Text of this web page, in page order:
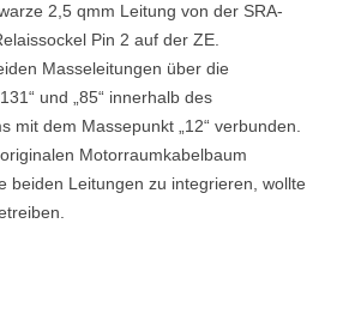
2,5 qmm Leitung von der SRA-
Pin 2 auf der ZE.
Masseleitungen über die
und „85“ innerhalb des
mit dem Massepunkt „12“ verbunden.
Motorraumkabelbaum
beiden Leitungen zu integrieren, wollte